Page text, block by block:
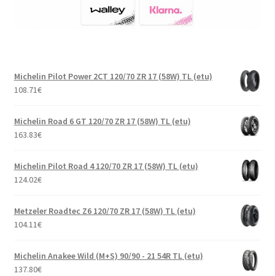
Michelin Pilot Power 2CT 120/70 ZR 17 (58W) TL (etu)
108.71€
Michelin Road 6 GT 120/70 ZR 17 (58W) TL (etu)
163.83€
Michelin Pilot Road 4 120/70 ZR 17 (58W) TL (etu)
124.02€
Metzeler Roadtec Z6 120/70 ZR 17 (58W) TL (etu)
104.11€
Michelin Anakee Wild (M+S) 90/90 - 21 54R TL (etu)
137.80€